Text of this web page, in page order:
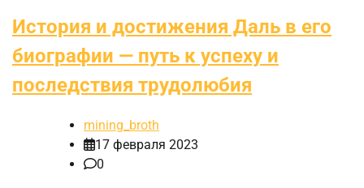
История и достижения Даль в его
биографии — путь к успеху и
последствия трудолюбия
mining_broth
17 февраля 2023
0